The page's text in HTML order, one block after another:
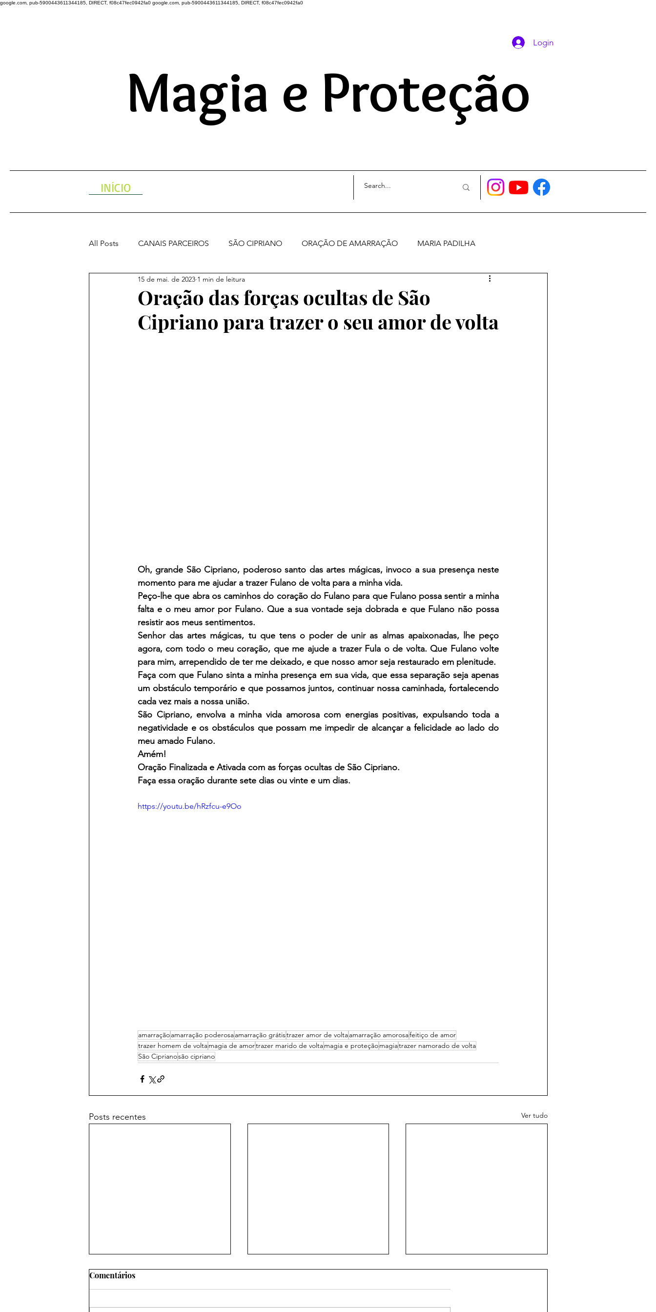
google.com, pub-5900443611344185, DIRECT, f08c47fec0942fa0 google.com, pub-5900443611344185, DIRECT, f08c47fec0942fa0
A ENERGIA DO UNIVERSO ATRAVÉS DAS ORAÇÕES
Magia e Proteção
Login
INÍCIO
All Posts CANAIS PARCEIROS SÃO CIPRIANO ORAÇÃO DE AMARRAÇÃO MARIA PADILHA
ORAÇÕES PODEROSAS
Oração das forças ocultas de São
Cipriano para trazer o seu amor de volta
15 de mai. de 2023 1 min de leitura
Oh, grande São Cipriano, poderoso santo das artes mágicas, invoco a sua presença neste
momento para me ajudar a trazer Fulano de volta para a minha vida.
Peço-lhe que abra os caminhos do coração do Fulano para que Fulano possa sentir a minha
falta e o meu amor por Fulano. Que a sua vontade seja dobrada e que Fulano não possa
resistir aos meus sentimentos.
Senhor das artes mágicas, tu que tens o poder de unir as almas apaixonadas, lhe peço
agora, com todo o meu coração, que me ajude a trazer Fula o de volta. Que Fulano volte
para mim, arrependido de ter me deixado, e que nosso amor seja restaurado em plenitude.
Faça com que Fulano sinta a minha presença em sua vida, que essa separação seja apenas
um obstáculo temporário e que possamos juntos, continuar nossa caminhada, fortalecendo
cada vez mais a nossa união.
São Cipriano, envolva a minha vida amorosa com energias positivas, expulsando toda a
negatividade e os obstáculos que possam me impedir de alcançar a felicidade ao lado do
meu amado Fulano.
Amém!
Oração Finalizada e Ativada com as forças ocultas de São Cipriano.
Faça essa oração durante sete dias ou vinte e um dias.
https://youtu.be/hRzfcu-e9Oo
amarraçãoamarração poderosaamarração grátistrazer amor de voltaamarração amorosafeitiço de amor
trazer homem de voltamagia de amortrazer marido de voltamagia e proteçãomagiatrazer namorado de volta
São Ciprianosão cipriano
Posts recentes Ver tudo
Comentários